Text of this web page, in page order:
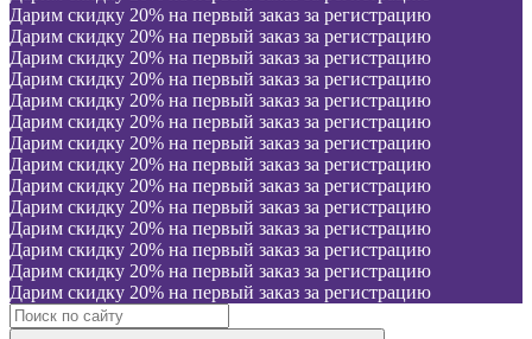
Дарим скидку 20% на первый заказ за регистрацию
Дарим скидку 20% на первый заказ за регистрацию
Дарим скидку 20% на первый заказ за регистрацию
Дарим скидку 20% на первый заказ за регистрацию
Дарим скидку 20% на первый заказ за регистрацию
Дарим скидку 20% на первый заказ за регистрацию
Дарим скидку 20% на первый заказ за регистрацию
Дарим скидку 20% на первый заказ за регистрацию
Дарим скидку 20% на первый заказ за регистрацию
Дарим скидку 20% на первый заказ за регистрацию
Дарим скидку 20% на первый заказ за регистрацию
Дарим скидку 20% на первый заказ за регистрацию
Дарим скидку 20% на первый заказ за регистрацию
Дарим скидку 20% на первый заказ за регистрацию